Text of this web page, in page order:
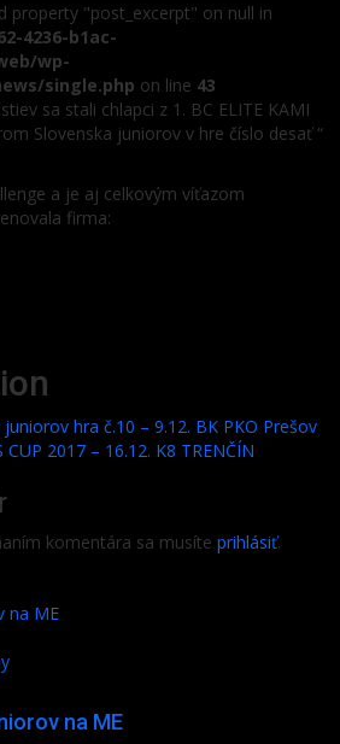
property "post_excerpt" on null in
4236-b1ac-
wp-
single.php on line 43
sa stali chlapci z 1. BC ELITE KAMI
Slovenska juniorov v hre číslo desať “
a je aj celkovým víťazom
firma:
hra č.10 – 9.12. BK PKO Prešov
CUP 2017 – 16.12. K8 TRENČÍN
komentára sa musíte prihlásiť.
na ME
na ME